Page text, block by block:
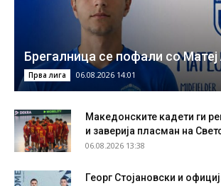
Брегалница се пофали со
Прва лига 06.08.2026 14:01
Македонските кадети ги
и заверија пласман на
06.08.2026 13:38
Георг Стојановски и